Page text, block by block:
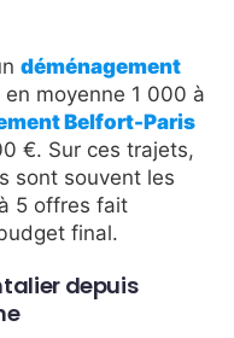
déménagement
moyenne 1 000 à
Belfort-Paris
€. Sur ces trajets,
sont souvent les
5 offres fait
final.
depuis